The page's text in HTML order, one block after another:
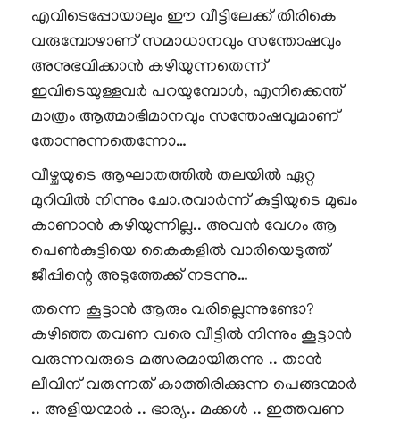
എവിടെപ്പോയാലും ഈ വീട്ടിലേക്ക് തിരികെ
വരുമ്പോഴാണ് സമാധാനവും സന്തോഷവും
അനുഭവിക്കാൻ കഴിയുന്നതെന്ന്
ഇവിടെയുള്ളവർ പറയുമ്പോൾ, എനിക്കെന്ത്
മാത്രം ആത്മാഭിമാനവും സന്തോഷവുമാണ്
തോന്നുന്നതെന്നോ…
വീഴ്ചയുടെ ആഘാതത്തിൽ തലയിൽ ഏറ്റ
മുറിവിൽ നിന്നും ചോ.രവാർന്ന് കുട്ടിയുടെ മുഖം
കാണാൻ കഴിയുന്നില്ല.. അവൻ വേഗം ആ
പെൺകുട്ടിയെ കൈകളിൽ വാരിയെടുത്ത്
ജീപ്പിന്റെ അടുത്തേക്ക് നടന്നു…
തന്നെ കൂട്ടാൻ ആരും വരില്ലെന്നുണ്ടോ?
കഴിഞ്ഞ തവണ വരെ വീട്ടിൽ നിന്നും കൂട്ടാൻ
വരുന്നവരുടെ മത്സരമായിരുന്നു .. താൻ
ലീവിന് വരുന്നത് കാത്തിരിക്കുന്ന പെങ്ങന്മാർ
.. അളിയന്മാർ .. ഭാര്യ.. മക്കൾ .. ഇത്തവണ